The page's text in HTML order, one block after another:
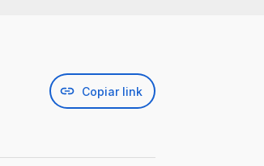
Copiar link